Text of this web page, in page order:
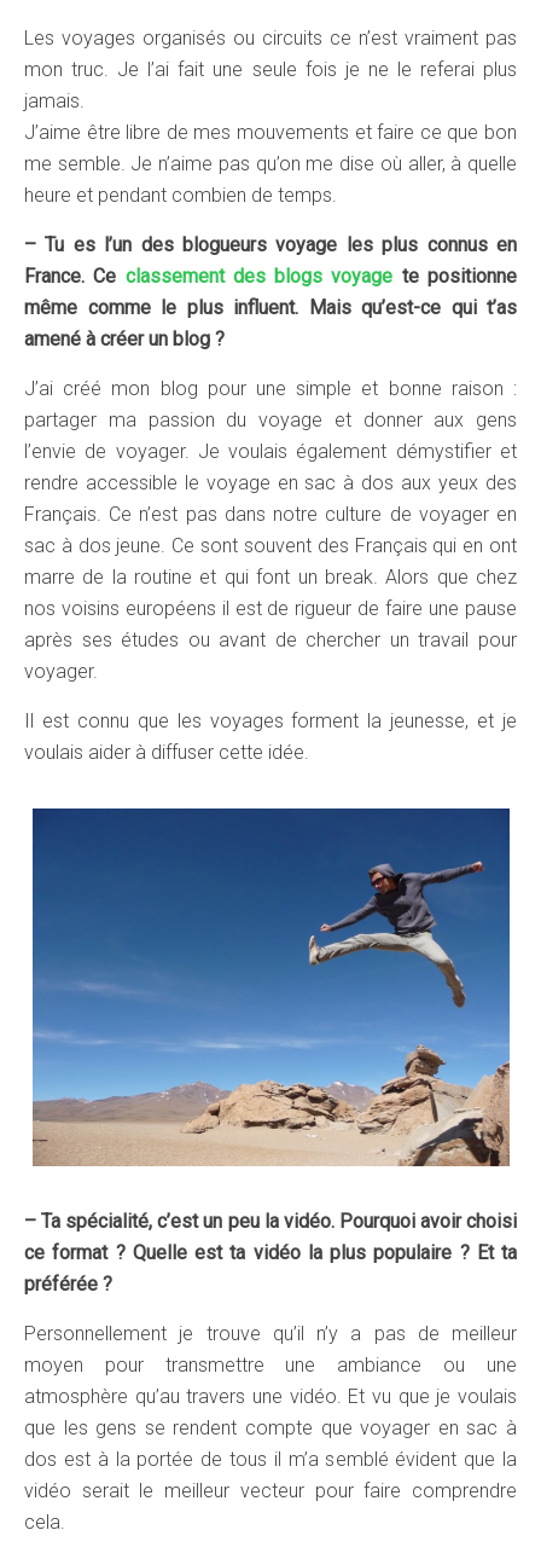
Les voyages organisés ou circuits ce n’est vraiment pas
mon truc. Je l’ai fait une seule fois je ne le referai plus
jamais.
J’aime être libre de mes mouvements et faire ce que bon
me semble. Je n’aime pas qu’on me dise où aller, à quelle
heure et pendant combien de temps.
– Tu es l’un des blogueurs voyage les plus connus en
France. Ce classement des blogs voyage te positionne
même comme le plus influent. Mais qu’est-ce qui t’as
amené à créer un blog ?
J’ai créé mon blog pour une simple et bonne raison :
partager ma passion du voyage et donner aux gens
l’envie de voyager. Je voulais également démystifier et
rendre accessible le voyage en sac à dos aux yeux des
Français. Ce n’est pas dans notre culture de voyager en
sac à dos jeune. Ce sont souvent des Français qui en ont
marre de la routine et qui font un break. Alors que chez
nos voisins européens il est de rigueur de faire une pause
après ses études ou avant de chercher un travail pour
voyager.
Il est connu que les voyages forment la jeunesse, et je
voulais aider à diffuser cette idée.
– Ta spécialité, c’est un peu la vidéo. Pourquoi avoir choisi
ce format ? Quelle est ta vidéo la plus populaire ? Et ta
préférée ?
Personnellement je trouve qu’il n’y a pas de meilleur
moyen pour transmettre une ambiance ou une
atmosphère qu’au travers une vidéo. Et vu que je voulais
que les gens se rendent compte que voyager en sac à
dos est à la portée de tous il m’a semblé évident que la
vidéo serait le meilleur vecteur pour faire comprendre
cela.